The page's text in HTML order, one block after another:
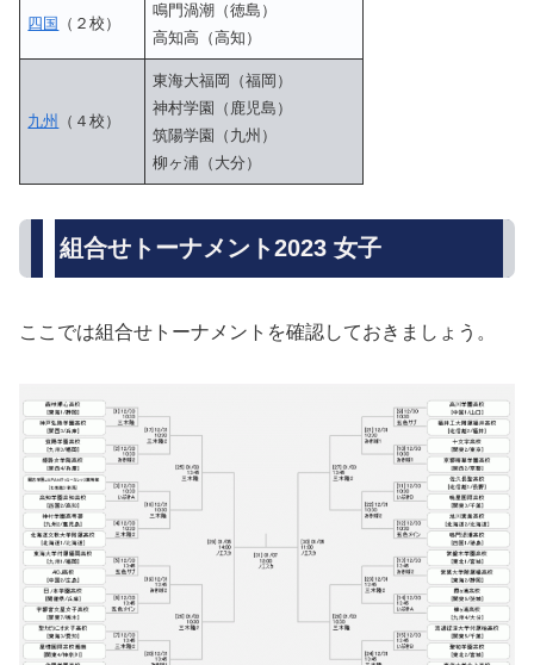
四国 （２校）
鳴門渦潮（徳島）
高知高（高知）
九州 （４校）
東海大福岡（福岡）
神村学園（鹿児島）
筑陽学園（九州）
柳ヶ浦（大分）
組合せトーナメント2023 女子
ここでは組合せトーナメントを確認しておきましょう。